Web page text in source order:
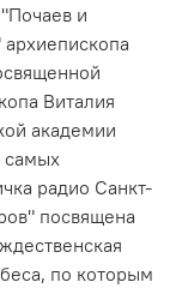
и
Виталия
академии
самых
радио Санкт-
посвящена
по которым